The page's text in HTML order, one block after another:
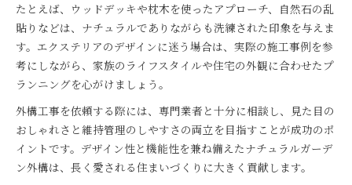
たとえば、ウッドデッキや枕木を使ったアプローチ、自然石の乱
貼りなどは、ナチュラルでありながらも洗練された印象を与えま
す。エクステリアのデザインに迷う場合は、実際の施工事例を参
考にしながら、家族のライフスタイルや住宅の外観に合わせたプ
ランニングを心がけましょう。
外構工事を依頼する際には、専門業者と十分に相談し、見た目の
おしゃれさと維持管理のしやすさの両立を目指すことが成功のポ
イントです。デザイン性と機能性を兼ね備えたナチュラルガーデ
ン外構は、長く愛される住まいづくりに大きく貢献します。